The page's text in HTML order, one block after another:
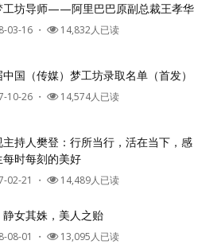
工坊导师——阿里巴巴原副总裁王孝华
03-16 ・ 14,832人已读
国（传媒）梦工坊录取名单（首发）
10-26 ・ 14,574人已读
主持人樊登：行所当行，活在当下，感
每时每刻的美好
02-21 ・ 14,489人已读
静女其姝，美人之贻
08-01 ・ 13,095人已读